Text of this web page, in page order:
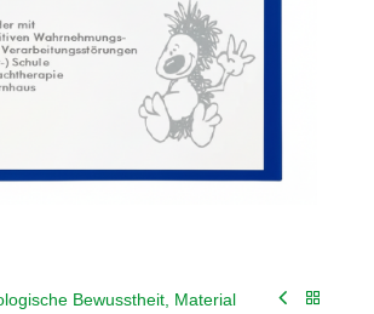
Bewusstheit, Material